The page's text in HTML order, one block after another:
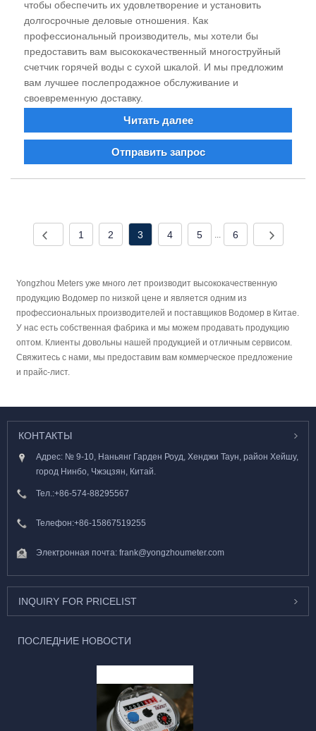
чтобы обеспечить их удовлетворение и установить
долгосрочные деловые отношения. Как
профессиональный производитель, мы хотели бы
предоставить вам высококачественный многоструйный
счетчик горячей воды с сухой шкалой. И мы предложим
вам лучшее послепродажное обслуживание и
своевременную доставку.
Читать далее
Отправить запрос
1 2 3 4 5 ... 6
Yongzhou Meters уже много лет производит высококачественную
продукцию Водомер по низкой цене и является одним из
профессиональных производителей и поставщиков Водомер в Китае.
У нас есть собственная фабрика и мы можем продавать продукцию
оптом. Клиенты довольны нашей продукцией и отличным сервисом.
Свяжитесь с нами, мы предоставим вам коммерческое предложение
и прайс-лист.
КОНТАКТЫ
Адрес: № 9-10, Наньянг Гарден Роуд, Хенджи Таун, район Хейшу,
город Нинбо, Чжэцзян, Китай.
Тел.:+86-574-88295567
Телефон:+86-15867519255
Электронная почта: frank@yongzhoumeter.com
INQUIRY FOR PRICELIST
ПОСЛЕДНИЕ НОВОСТИ